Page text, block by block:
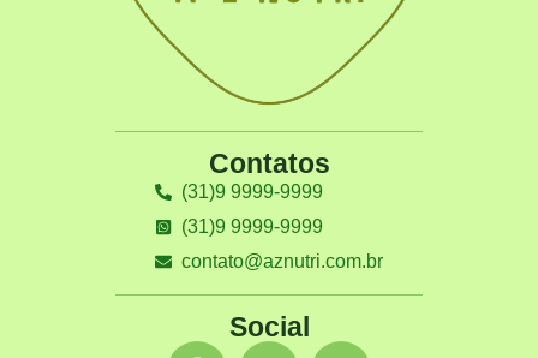
Contatos
(31)9 9999-9999
(31)9 9999-9999
contato@aznutri.com.br
Social